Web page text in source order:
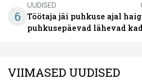
6
UUDISED
Töötaja jäi puhkuse ajal
puhkusepäevad lähevad
VIIMASED UUDISED